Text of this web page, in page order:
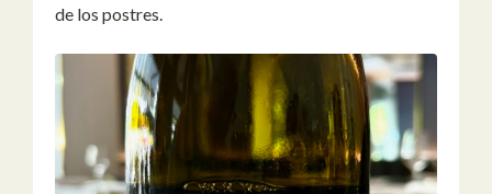
de los postres.